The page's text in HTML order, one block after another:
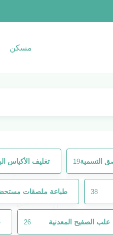
مسكن
التسمية19 تغليف الأكياس
38
علب الصفيح المعدنية 26